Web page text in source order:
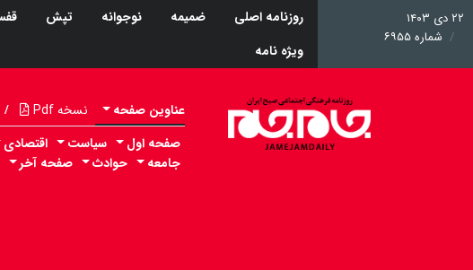
۲۲ دی ۱۴۰۳
شماره ۶۹۵۵
روزنامه اصلی ضمیمه نوجوانه تپش
ویژه نامه
عناوین صفحه نسخه Pdf /
صفحه اول سیاست اقتصادی
جامعه
حوادث صفحه آخر